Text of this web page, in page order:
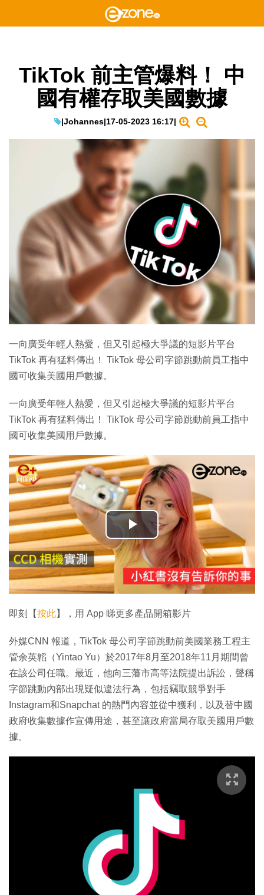
TikTok 前主管爆料！ 中
國有權存取美國數據
|Johannes|17-05-2023 16:17|
一向廣受年輕人熱愛，但又引起極大爭議的短影片平台
TikTok 再有猛料傳出！ TikTok 母公司字節跳動前員工指中
國可收集美國用戶數據。
一向廣受年輕人熱愛，但又引起極大爭議的短影片平台
TikTok 再有猛料傳出！ TikTok 母公司字節跳動前員工指中
國可收集美國用戶數據。
播
放
影
片
即刻【按此】，用 App 睇更多產品開箱影片
外媒CNN 報道，TikTok 母公司字節跳動前美國業務工程主
管余英韜（Yintao Yu）於2017年8月至2018年11月期間曾
在該公司任職。最近，他向三藩市高等法院提出訴訟，聲稱
字節跳動內部出現疑似違法行為，包括竊取競爭對手
Instagram和Snapchat 的熱門內容並從中獲利，以及替中國
政府收集數據作宣傳用途，甚至讓政府當局存取美國用戶數
據。